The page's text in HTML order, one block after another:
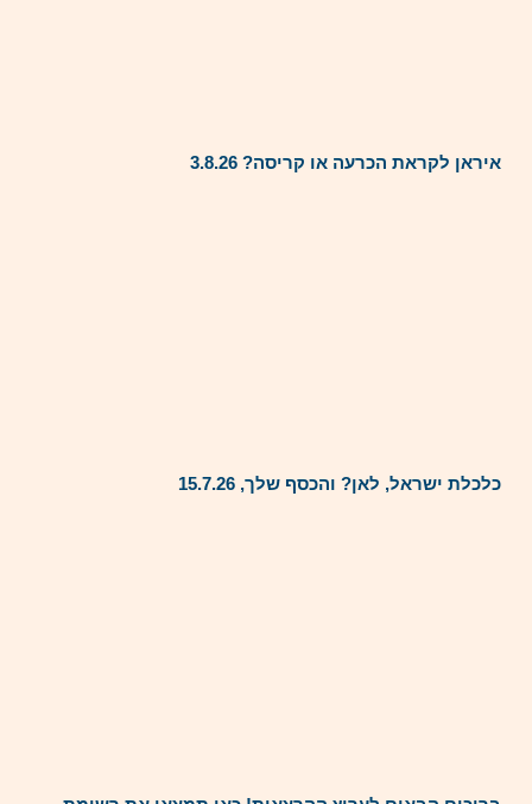
איראן לקראת הכרעה או קריסה? 3.8.26
כלכלת ישראל, לאן? והכסף שלך, 15.7.26